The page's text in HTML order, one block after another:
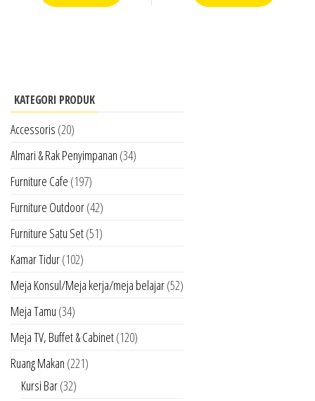
KATEGORI PRODUK
Accessoris (20)
Almari & Rak Penyimpanan (34)
Furniture Cafe (197)
Furniture Outdoor(42)
Furniture Satu Set(51)
Kamar Tidur(102)
Meja Konsul/Meja kerja/meja belajar(52)
Meja Tamu (34)
Meja TV, Buffet & Cabinet(120)
Ruang Makan (221)
Kursi Bar(32)